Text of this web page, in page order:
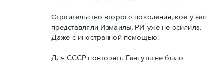
Строительство второго поколения, кое у нас
представляли Измаилы, РИ уже не осилила.
Даже с иностранной помощью.
Для СССР повторять Гангуты не было